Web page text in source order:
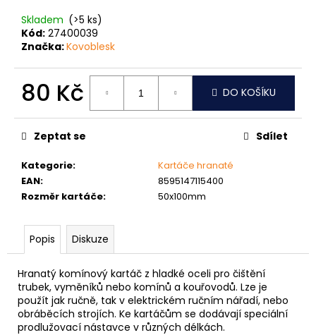
Skladem (>5 ks)
Kód: 27400039
Značka:Kovoblesk
80 Kč
cena:
DO KOŠÍKU
Kategorie:
Kartáče hranaté
EAN:
8595147115400
Rozměr kartáče: 50x100mm
Zeptat se Sdílet
Popis Diskuze
Hranatý komínový kartáč z hladké oceli pro čištění
trubek, vyměníků nebo komínů a kouřovodů. Lze je
použít jak ručně, tak v elektrickém ručním nářadí, nebo
obráběcích strojích. Ke kartáčům se dodávají speciální
prodlužovací nástavce v různých délkách.
D
o
p
o
u
č
u
e
m
e
PODLOŽKA
PÉROVÁ
ČTVERCOVÁ
NEREZ
0,10
Kč